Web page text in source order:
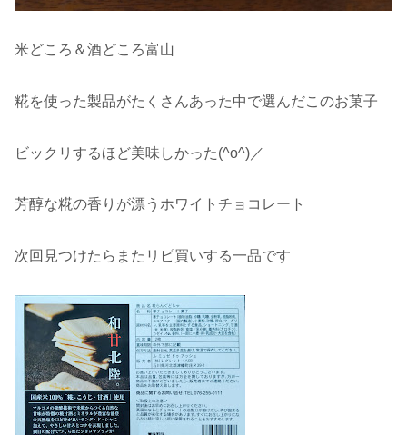
米どころ＆酒どころ富山
糀を使った製品がたくさんあった中で選んだこのお菓子
ビックリするほど美味しかった(^o^)／
芳醇な糀の香りが漂うホワイトチョコレート
次回見つけたらまたリピ買いする一品です